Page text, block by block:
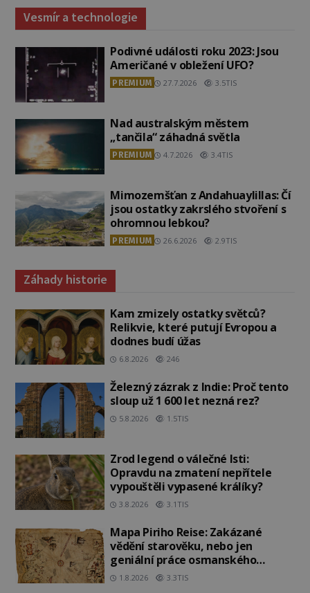
Vesmír a technologie
Podivné události roku 2023: Jsou
Američané v obležení UFO?
PREMIUM 27.7.2026 3.5TIS
Nad australským městem
„tančila“ záhadná světla
PREMIUM 4.7.2026 3.4TIS
Mimozemšťan z Andahuaylillas: Čí
jsou ostatky zakrslého stvoření s
ohromnou lebkou?
PREMIUM 26.6.2026 2.9TIS
Záhady historie
Kam zmizely ostatky světců?
Relikvie, které putují Evropou a
dodnes budí úžas
6.8.2026 246
Železný zázrak z Indie: Proč tento
sloup už 1 600 let nezná rez?
5.8.2026 1.5TIS
Zrod legend o válečné lsti:
Opravdu na zmatení nepřítele
vypouštěli vypasené králíky?
3.8.2026 3.1TIS
Mapa Piriho Reise: Zakázané
vědění starověku, nebo jen
geniální práce osmanského
admirála?
1.8.2026 3.3TIS